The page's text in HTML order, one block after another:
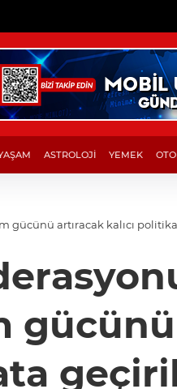
ASTROLOJİ YEMEK
gücünü artıracak kalıcı